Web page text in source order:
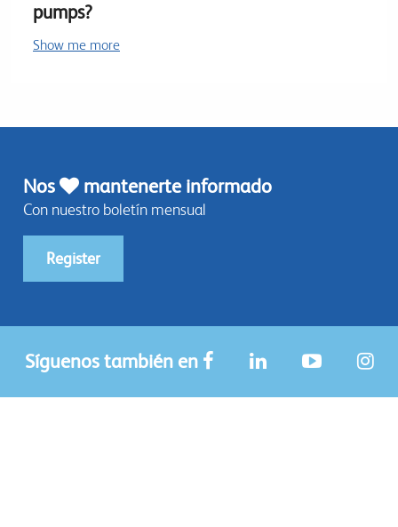
pumps?
Show me more
Nos mantenerte informado
Con nuestro boletín mensual
Register
Síguenos también en